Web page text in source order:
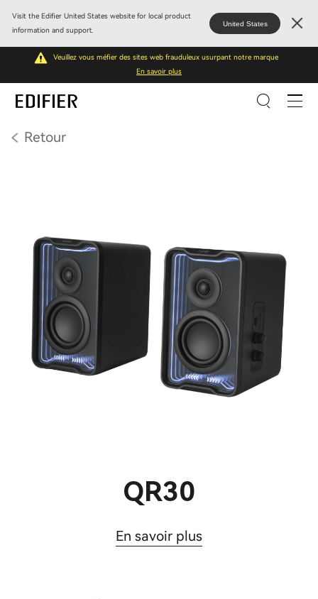
Visit the Edifier United States website for local product
information and support.
United States
Veuillez vous méfier des sites web frauduleux usurpant notre marque
En savoir plus
Retour
QR30
En savoir plus